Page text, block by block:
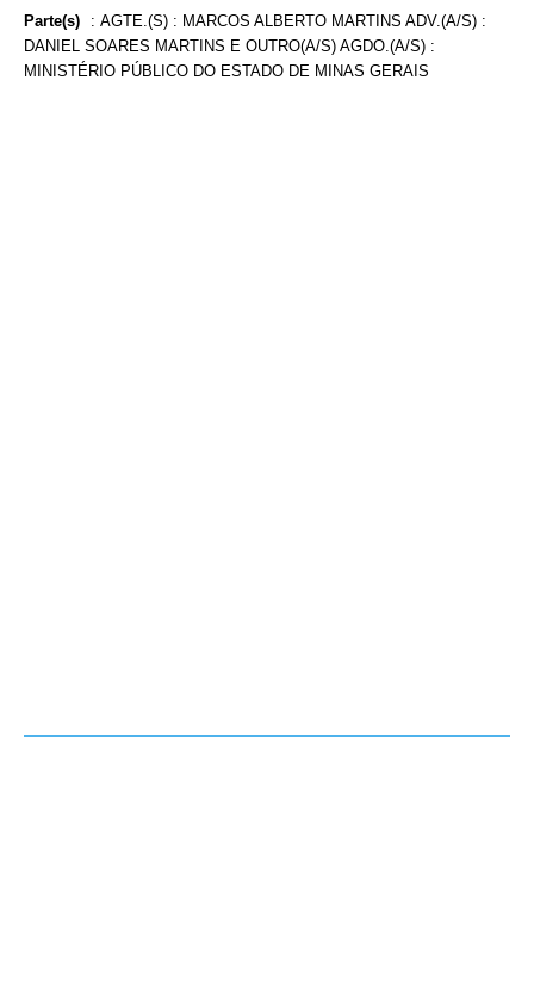
Parte(s) : AGTE.(S) : MARCOS ALBERTO MARTINS ADV.(A/S) :
DANIEL SOARES MARTINS E OUTRO(A/S) AGDO.(A/S) :
MINISTÉRIO PÚBLICO DO ESTADO DE MINAS GERAIS